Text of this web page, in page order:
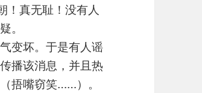
！真无耻！没有人
。
变坏。于是有人谣
播该消息，并且热
捂嘴窃笑……）。